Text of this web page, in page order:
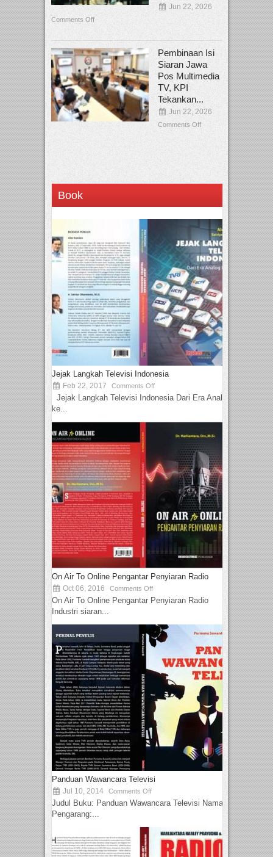
Jun 22, 2026
Comments Off
Pembinaan Isi
Siaran Jawa
Pos Multimedia
TV, KPI
Tekankan...
Jun 22, 2026
Comments Off
Book
Jejak Langkah Televisi Indonesia
Feb 22, 2017 Comments Off
Jejak Langkah Televisi Indonesia Dari Era Analog
ke...
On Air To Online Pengantar Penyiaran Radio
Oct 06, 2016 Comments Off
On Air To Online Pengantar Penyiaran Radio
Industri siaran...
Panduan Wawancara Televisi
Jul 10, 2014 Comments Off
Judul Buku: Panduan Wawancara Televisi Nama
Pengarang:...